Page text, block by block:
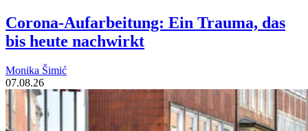
Corona-Aufarbeitung: Ein Trauma, das
bis heute nachwirkt
Monika Šimić
07.08.26